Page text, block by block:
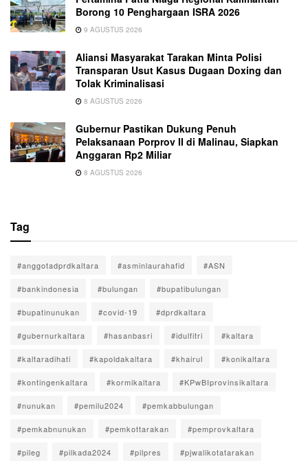
Borong 10 Penghargaan ISRA 2026
9 AGUSTUS 2026
Aliansi Masyarakat Tarakan Minta Polisi
Transparan Usut Kasus Dugaan Doxing dan
Tolak Kriminalisasi
8 AGUSTUS 2026
Gubernur Pastikan Dukung Penuh
Pelaksanaan Porprov II di Malinau, Siapkan
Anggaran Rp2 Miliar
8 AGUSTUS 2026
Tag
#anggotadprdkaltara #asminlaurahafid #ASN
#bankindonesia #bulungan #bupatibulungan
#bupatinunukan #covid-19 #dprdkaltara
#gubernurkaltara #hasanbasri #idulfitri #kaltara
#kaltaradihati #kapoldakaltara #khairul #konikaltara
#kontingenkaltara #kormikaltara #KPwBIprovinsikaltara
#nunukan #pemilu2024 #pemkabbulungan
#pemkabnunukan #pemkottarakan #pemprovkaltara
#pileg #pilkada2024 #pilpres #pjwalikotatarakan